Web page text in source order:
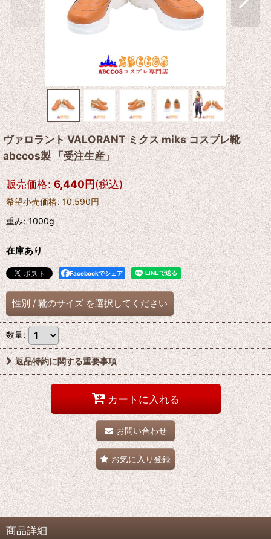
ヴァロラント VALORANT ミクス miks コスプレ靴
abccos製 「受注生産」
販売価格: 6,440円(税込)
希望小売価格: 10,590円
重み:1000g
在庫あり
Facebookでシェア
性別 / 靴のサイズ を選択してください
数量:
返品特約に関する重要事項
カートに入れる
お問い合わせ
お気に入り登録
商品詳細